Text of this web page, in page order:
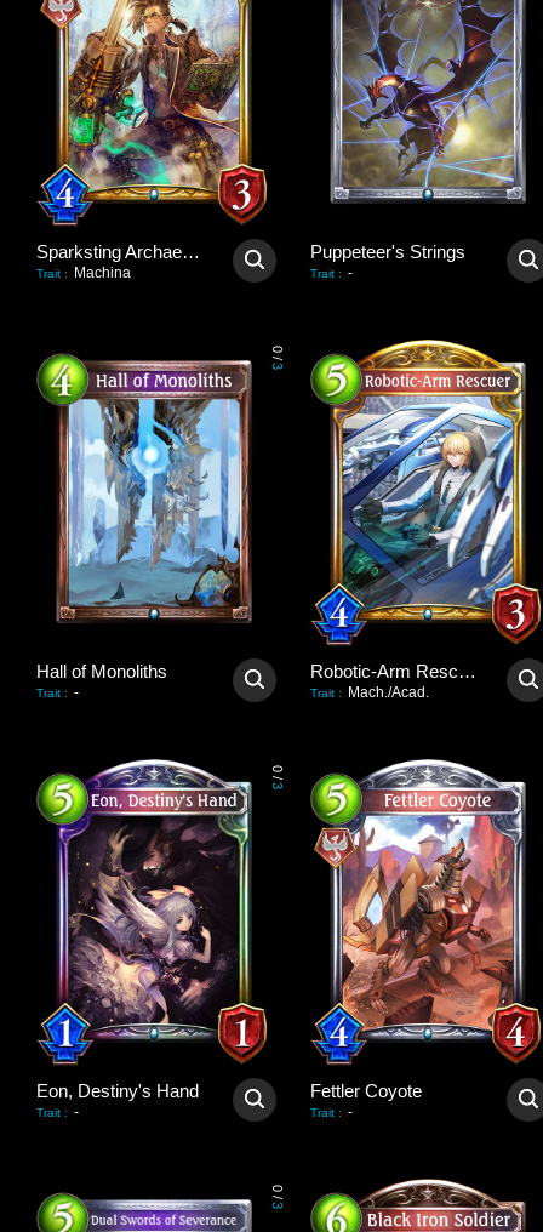
Sparksting Archaeologist
Trait : Machina
Puppeteer's Strings
Trait : -
0
/
3
Hall of Monoliths
Trait : -
Robotic-Arm Rescuer
Trait : Mach./Acad.
0
/
3
Eon, Destiny's Hand
Trait : -
Fettler Coyote
Trait : -
0
/
3